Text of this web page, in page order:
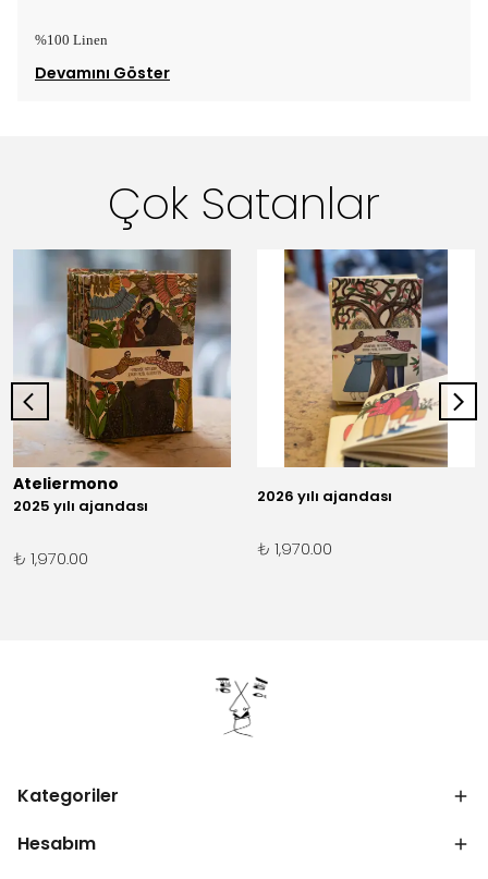
%100 Linen
Devamını Göster
Çok Satanlar
Ateliermono
2025 yılı ajandası
₺ 1,970.00
2026 yılı ajandası
₺ 1,970.00
Kategoriler
Hesabım